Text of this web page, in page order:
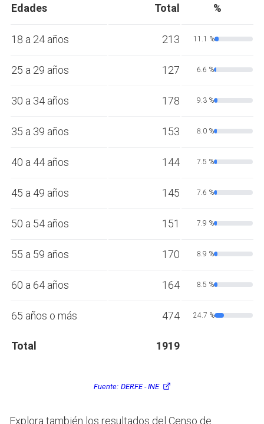
Edades Total %
18 a 24 años 213 11.1 %
25 a 29 años 127 6.6 %
30 a 34 años 178 9.3 %
35 a 39 años 153 8.0 %
40 a 44 años 144 7.5 %
45 a 49 años 145 7.6 %
50 a 54 años 151 7.9 %
55 a 59 años 170 8.9 %
60 a 64 años 164 8.5 %
65 años o más 474 24.7 %
Total 1919
Fuente: DERFE - INE
Explora también los resultados del Censo de